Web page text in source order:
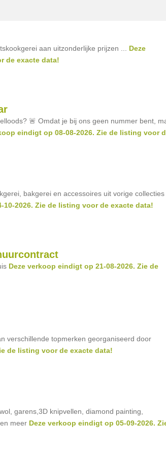
aan uitzonderlijke prijzen ... Deze
de exacte data!
🚨 Omdat je bij ons geen nummer bent,
eindigt op 08-08-2026. Zie de listing voor
bakgerei en accessoires uit vorige collecties
10-2026. Zie de listing voor de exacte data!
Deze verkoop eindigt op 21-08-2026. Zie de
verschillende topmerken georganiseerd door
de listing voor de exacte data!
garens,3D knipvellen, diamond painting,
meer Deze verkoop eindigt op 05-09-2026.